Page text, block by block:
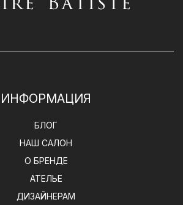
ИНФОРМАЦИЯ
БЛОГ
НАШ САЛОН
О БРЕНДЕ
АТЕЛЬЕ
ДИЗАЙНЕРАМ